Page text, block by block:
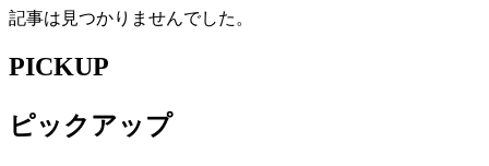
記事は見つかりませんでした。
PICKUP
ピックアップ